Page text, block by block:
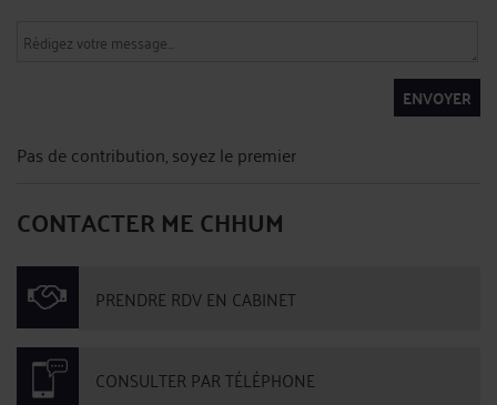
ENVOYER
Pas de contribution, soyez le premier
CONTACTER ME CHHUM
PRENDRE RDV EN CABINET
CONSULTER PAR TÉLÉPHONE